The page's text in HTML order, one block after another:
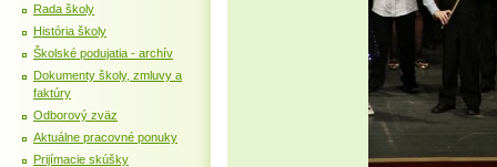
Rada školy
História školy
Školské podujatia - archív
Dokumenty školy, zmluvy a
faktúry
Odborový zväz
Aktuálne pracovné ponuky
Prijímacie skúšky